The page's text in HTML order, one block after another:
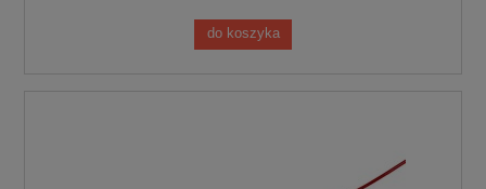
do koszyka